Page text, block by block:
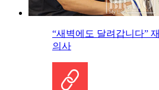
“새벽에도 달려갑니다”
의사